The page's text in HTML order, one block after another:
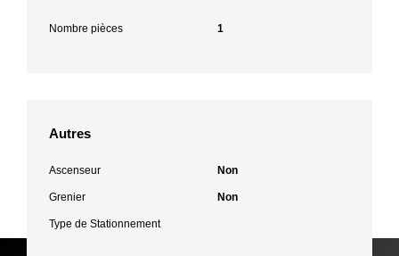
Nombre pièces 1
Autres
Ascenseur Non
Grenier Non
Type de Stationnement